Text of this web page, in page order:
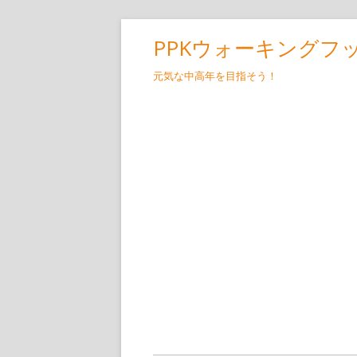
PPKウォーキングフ
元気な中高年を目指そう！